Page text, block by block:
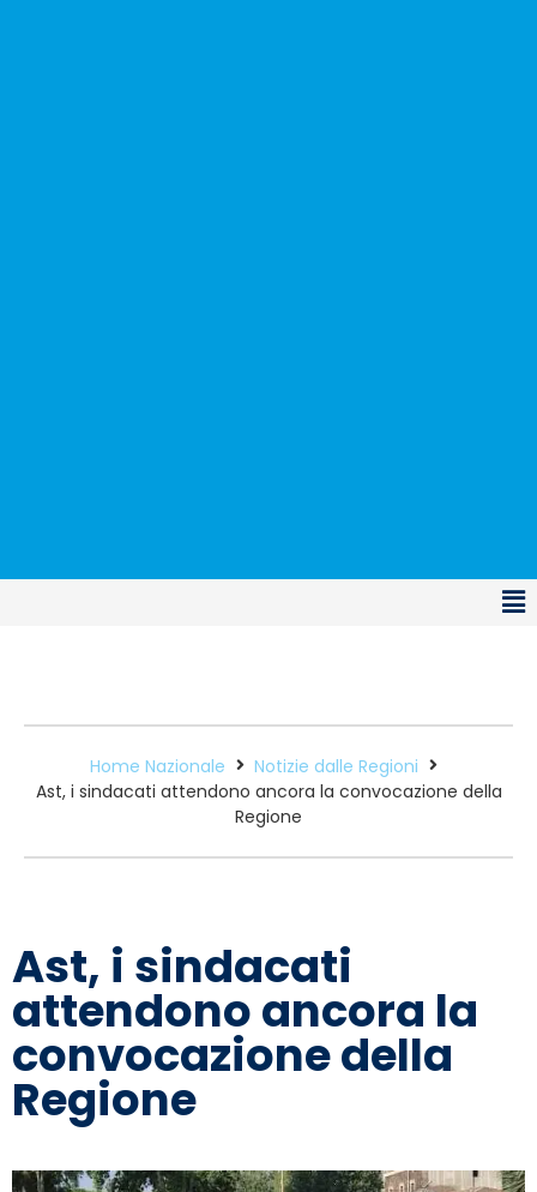
Home Nazionale
Notizie dalle Regioni
Ast, i sindacati attendono ancora la convocazione della
Regione
Ast, i sindacati
attendono ancora la
convocazione della
Regione